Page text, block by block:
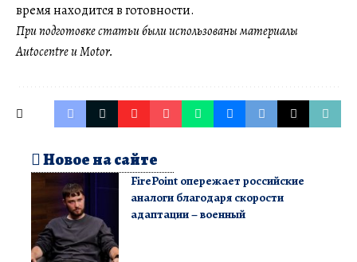
время находится в готовности.
При подготовке статьи были использованы материалы
Autocentre и Motor.
Новое на сайте
FirePoint опережает российские
аналоги благодаря скорости
адаптации – военный